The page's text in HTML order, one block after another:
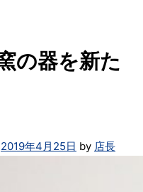
の器を新た
2019年4月25日 by 店長